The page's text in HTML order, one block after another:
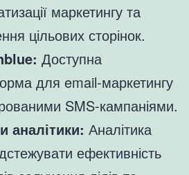
маркетингу та
цільових сторінок.
Доступна
для email-маркетингу
SMS-кампаніями.
аналітики: Аналітика
ефективність